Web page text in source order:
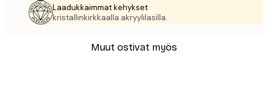
Laadukkaimmat kehykset
kristallinkirkkaalla akryylilasilla.
Muut ostivat myös